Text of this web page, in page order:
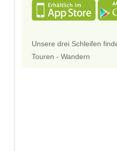
Unsere drei Schleifen
Touren - Wandern